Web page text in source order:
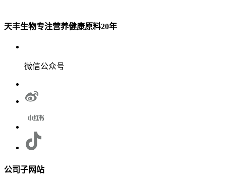
天丰生物专注营养健康原料20年
微信公众号
公司子网站